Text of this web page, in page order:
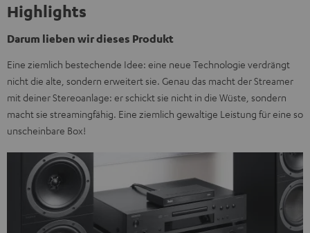
Highlights
Darum lieben wir dieses Produkt
Eine ziemlich bestechende Idee: eine neue Technologie verdrängt
nicht die alte, sondern erweitert sie. Genau das macht der Streamer
mit deiner Stereoanlage: er schickt sie nicht in die Wüste, sondern
macht sie streamingfähig. Eine ziemlich gewaltige Leistung für eine so
unscheinbare Box!